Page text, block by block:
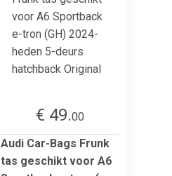
€ 49.00
Audi Car-Bags Frunk
tas geschikt voor A6